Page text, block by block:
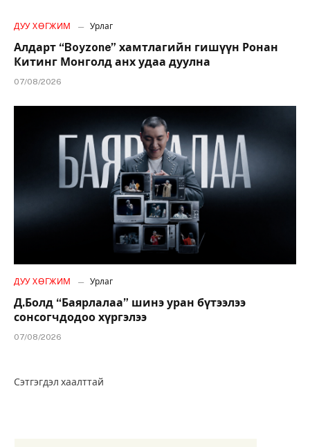
ДУУ ХӨГЖИМ Урлаг
Алдарт “Boyzone” хамтлагийн гишүүн Ронан
Китинг Монголд анх удаа дуулна
07/08/2026
ДУУ ХӨГЖИМ Урлаг
Д.Болд “Баярлалаа” шинэ уран бүтээлээ
сонсогчдодоо хүргэлээ
07/08/2026
Сэтгэгдэл хаалттай